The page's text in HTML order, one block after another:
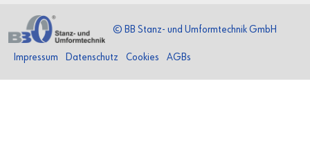
© BB Stanz- und Umformtechnik GmbH
Impressum Datenschutz Cookies AGBs